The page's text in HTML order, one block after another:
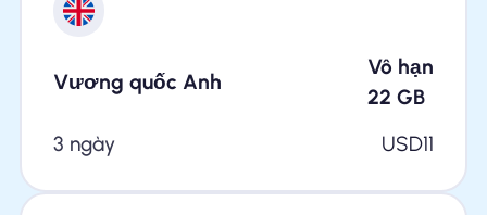
Vương quốc Anh
Vô hạn
22 GB
3 ngày
USD11